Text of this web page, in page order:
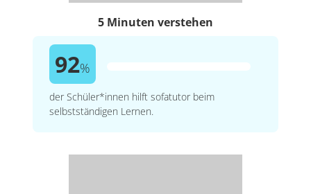
5 Minuten verstehen
92%
der Schüler*innen hilft sofatutor beim
selbstständigen Lernen.